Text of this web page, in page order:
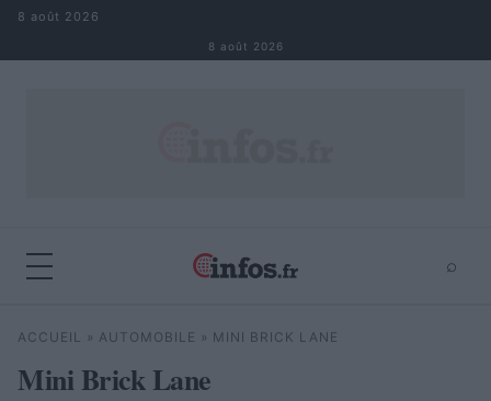
Aller au contenu
8 août 2026
8 août 2026
⌕
Rechercher
ACCUEIL » AUTOMOBILE » MINI BRICK LANE
Mini Brick Lane